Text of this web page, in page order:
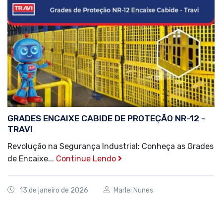
GRADES ENCAIXE CABIDE DE PROTEÇÃO NR-12 -
TRAVI
Revolução na Segurança Industrial: Conheça as Grades
de Encaixe... Continue Lendo
13 de janeiro de 2026 Marlei Nunes